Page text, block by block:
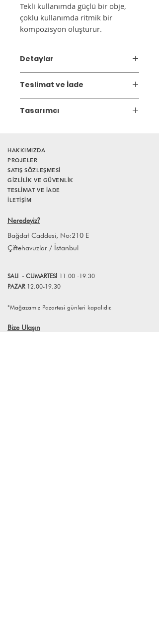
Tekli kullanımda güçlü bir obje,
çoklu kullanımda ritmik bir
kompozisyon oluşturur.
Detaylar
boya
Ürün Ebatı: Çap: 40cm, yükseklik
24cm
ve boyutlar için lütfen iletişime geçiniz.
Teslimat ve İade
Tasarımcı
ama kalıcı bir etki yarattığına
inanıyoruz.
renkleri dengeli geometrik formlarla bir
araya getirerek mekânlara eşlik eden
tasarım objeleri üretir. Her obje, estetik
olduğu kadar duyusal bir deneyim de
Koleksiyondaki tüm objeler, yerel
zanaatkârlar tarafından özenle ve elde
üretilir. Bu üretim süreci, her parçayı
sürecinin doğal bir parçasıdır
HAKKIMIZDA
PROJELER
SATIŞ SÖZLEŞMESİ
GİZLİLİK VE GÜVENLİK
TESLİMAT VE İADE
İLETİŞİM
Neredeyiz?
Bağdat Caddesi, No:210 E
Çiftehavuzlar / İstanbul
SALI - CUMARTESİ 11.00 -19.30
PAZAR 12.00-19.30
*Mağazamız Pazartesi günleri kapalıdır.
Bize Ulaşın